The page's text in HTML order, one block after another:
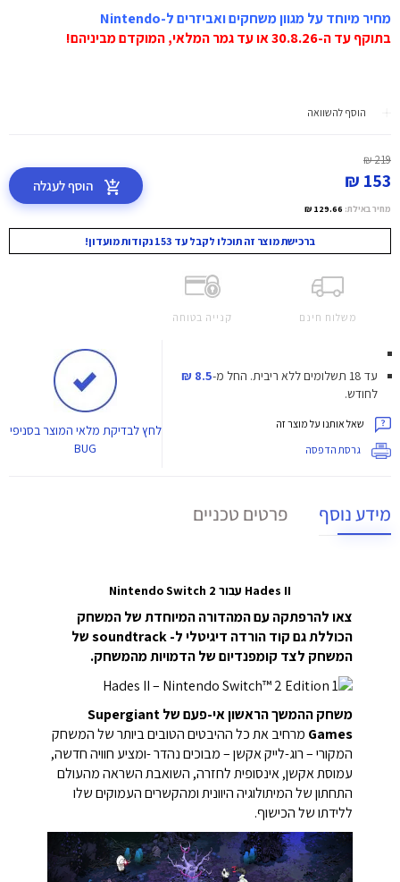
מחיר מיוחד על מגוון משחקים ואביזרים ל-Nintendo
בתוקף עד ה-30.8.26 או עד גמר המלאי, המוקדם מביניהם!
הוסף להשוואה
219 ₪
153 ₪
מחיר באילת: 129.66 ₪
הוסף לעגלה
ברכישת מוצר זה תוכלו לקבל עד 153 נקודות מועדון!
משלוח חינם קנייה בטוחה
עד 18 תשלומים ללא ריבית. החל מ-8.5 ₪
לחודש.
שאל אותנו על מוצר זה
גרסת הדפסה
לחץלבדיקת מלאי המוצר בסניפי
BUG
מידע נוסף פרטים טכניים
Hades II עבור Nintendo Switch 2
צאו להרפתקה עם המהדורה המיוחדת של המשחק
הכוללת גם קוד הורדה דיגיטלי ל- soundtrack של
המשחק לצד קומפנדיום של הדמויות מהמשחק.
משחק ההמשך הראשון אי-פעם של Supergiant
Games מרחיב את כל ההיבטים הטובים ביותר של המשחק
המקורי – רוג-לייק אקשן – מבוכים נהדר -ומציע חוויה חדשה,
עמוסת אקשן, אינסופית לחזרה, השואבת השראה מהעולם
התחתון של המיתולוגיה היוונית ומהקשרים העמוקים שלו
ללידתו של הכישוף.